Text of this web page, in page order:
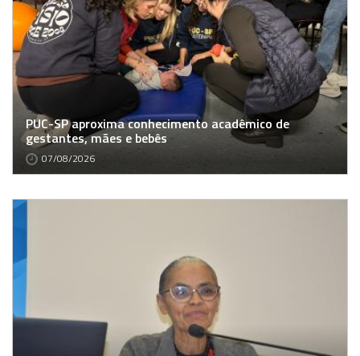
PUC-SP aproxima conhecimento acadêmico de
gestantes, mães e bebês
07/08/2026